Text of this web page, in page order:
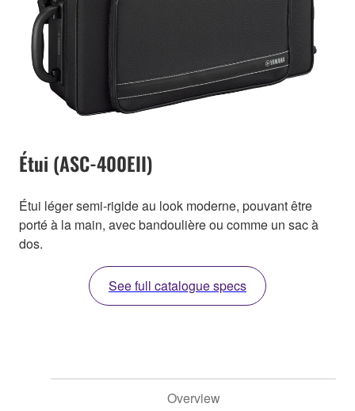
Étui (ASC-400EII)
Étui léger semi-rigide au look moderne, pouvant être
porté à la main, avec bandoulière ou comme un sac à
dos.
See full catalogue specs
Overview